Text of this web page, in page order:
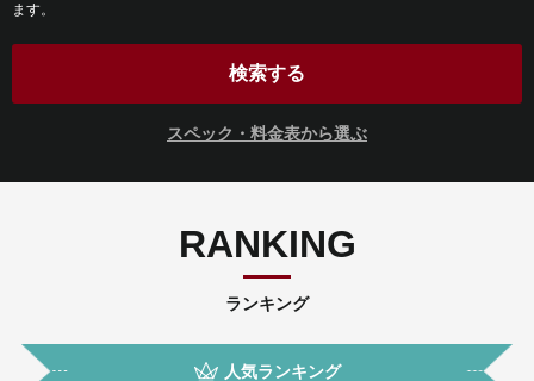
ます。
検索する
スペック・料金表から選ぶ
RANKING
ランキング
人気ランキング